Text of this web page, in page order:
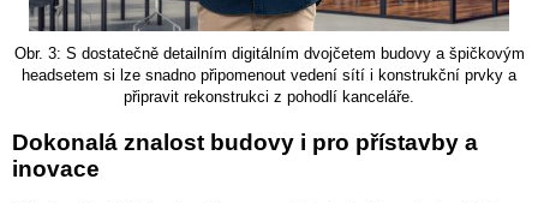
Obr. 3: S dostatečně detailním digitálním dvojčetem budovy a špičkovým
headsetem si lze snadno připomenout vedení sítí i konstrukční prvky a
připravit rekonstrukci z pohodlí kanceláře.
Dokonalá znalost budovy i pro přístavby a
inovace